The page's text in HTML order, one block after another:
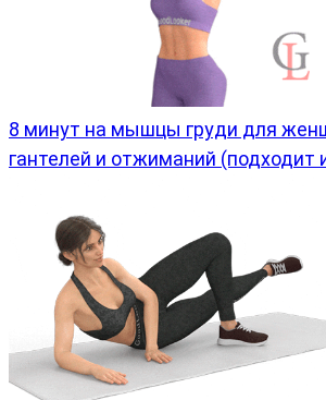
8 минут на мышцы груди для
гантелей и отжиманий (подходит